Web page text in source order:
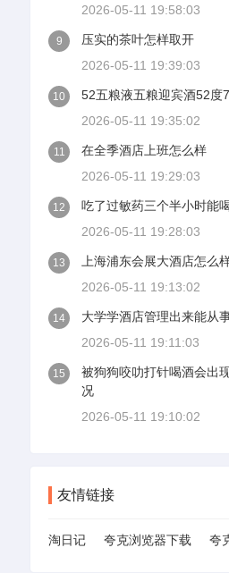
2026-05-11 19:58:03
9
压实的茶叶怎样取开
2026-05-11 19:39:03
10
52五粮液五粮迎宾酒52度
2026-05-11 19:35:02
11
在全季酒店上班怎么样
2026-05-11 19:29:03
12
吃了过敏药三个半小时能
2026-05-11 19:28:03
13
上海浦东会展大酒店怎么
2026-05-11 19:13:02
14
大学学酒店管理出来能从
2026-05-11 19:11:03
15
被狗狗咬叻打针喝酒会出
况
2026-05-11 19:10:02
友情链接
淘日记 夸克浏览器下载 夸